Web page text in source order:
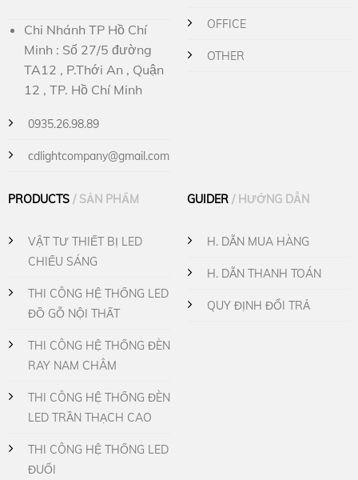
Chi Nhánh TP Hồ Chí
Minh : Số 27/5 đường
TA12 , P.Thới An , Quận
12 , TP. Hồ Chí Minh
0935.26.98.89
cdlightcompany@gmail.com
OFFICE
OTHER
PRODUCTS/ SẢN PHẨM
VẬT TƯ THIẾT BỊ LED
CHIẾU SÁNG
THI CÔNG HỆ THỐNG LED
ĐỒ GỖ NỘI THẤT
THI CÔNG HỆ THỐNG ĐÈN
RAY NAM CHÂM
THI CÔNG HỆ THỐNG ĐÈN
LED TRẦN THẠCH CAO
THI CÔNG HỆ THỐNG LED
ĐUỔI
GUIDER / HƯỚNG DẪN
H. DẪN MUA HÀNG
H. DẪN THANH TOÁN
QUY ĐỊNH ĐỔI TRẢ